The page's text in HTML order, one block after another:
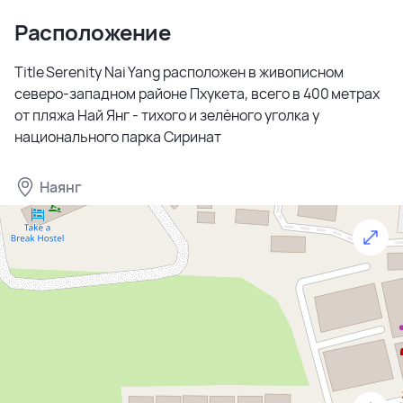
Расположение
Title Serenity Nai Yang расположен в живописном
северо-западном районе Пхукета, всего в 400 метрах
от пляжа Най Янг - тихого и зелёного уголка у
национального парка Сиринат
Наянг